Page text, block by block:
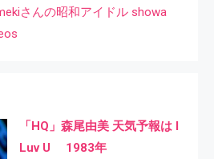
さんの昭和アイドル showa
「HQ」森尾由美 天気予報は I
Luv U 1983年